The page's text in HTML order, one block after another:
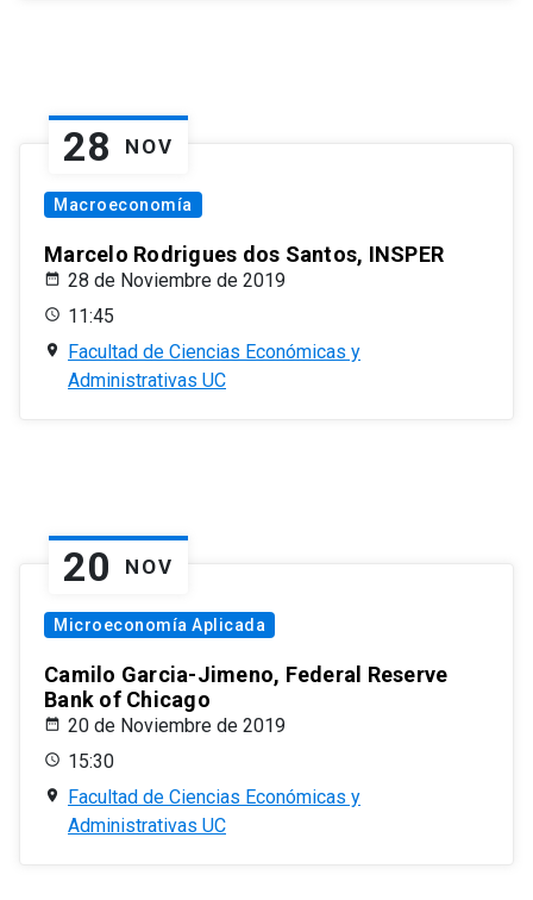
28 NOV
Macroeconomía
Marcelo Rodrigues dos Santos, INSPER
28 de Noviembre de 2019
11:45
Facultad de Ciencias Económicas y
Administrativas UC
20 NOV
Microeconomía Aplicada
Camilo Garcia-Jimeno, Federal Reserve
Bank of Chicago
20 de Noviembre de 2019
15:30
Facultad de Ciencias Económicas y
Administrativas UC